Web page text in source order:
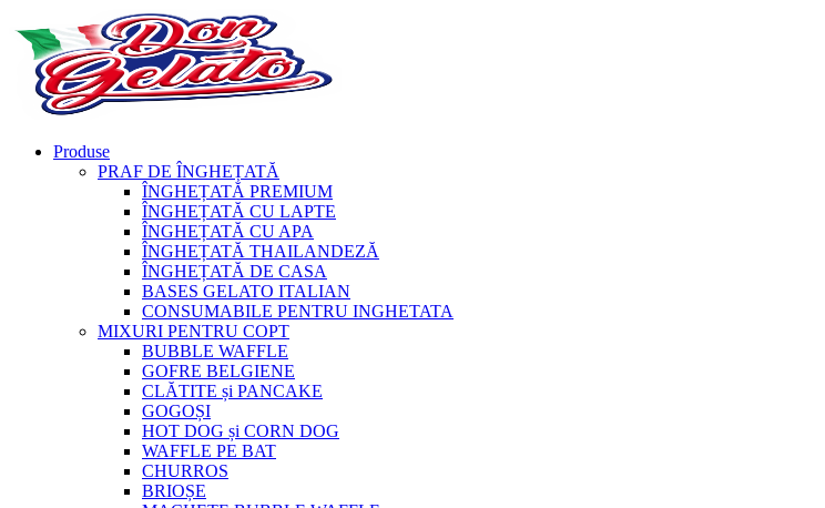
Produse
PRAF DE ÎNGHEȚATĂ
ÎNGHEȚATĂ PREMIUM
ÎNGHEȚATĂ CU LAPTE
ÎNGHEȚATĂ CU APA
ÎNGHEȚATĂ THAILANDEZĂ
ÎNGHEȚATĂ DE CASA
BASES GELATO ITALIAN
CONSUMABILE PENTRU INGHETATA
MIXURI PENTRU COPT
BUBBLE WAFFLE
GOFRE BELGIENE
CLĂTITE și PANCAKE
GOGOȘI
HOT DOG și CORN DOG
WAFFLE PE BAT
CHURROS
BRIOȘE